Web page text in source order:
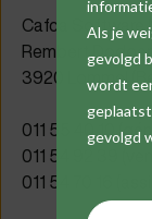
Als je
gevolgd
wordt
gevolgd
Cafca Software
Rembert
3920 Lommel
011 55 40 10
011 54 92 39
011 54 70 16